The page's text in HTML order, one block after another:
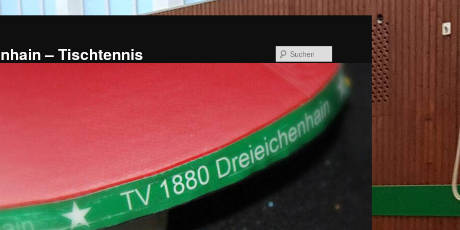
– Tischtennis